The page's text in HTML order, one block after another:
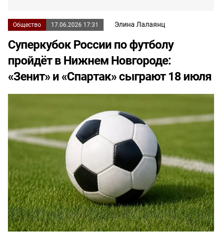
Общество 17.06.2026 17:31 Элина Лалаянц
Суперкубок России по футболу
пройдёт в Нижнем Новгороде:
«Зенит» и «Спартак» сыграют 18 июля